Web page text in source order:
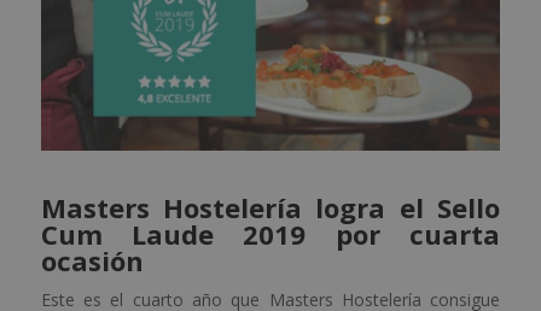
Masters Hostelería logra el Sello
Cum Laude 2019 por cuarta
ocasión
Este es el cuarto año que Masters Hostelería consigue